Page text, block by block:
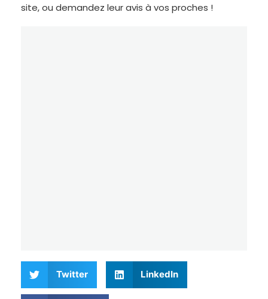
site, ou demandez leur avis à vos proches !
Twitter LinkedIn